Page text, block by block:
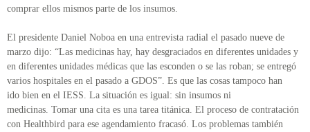
comprar ellos mismos parte de los insumos.
El presidente Daniel Noboa en una entrevista radial el pasado nueve de
marzo dijo: “Las medicinas hay, hay desgraciados en diferentes unidades y
en diferentes unidades médicas que las esconden o se las roban; se entregó
varios hospitales en el pasado a GDOS”. Es que las cosas tampoco han
ido bien en el IESS. La situación es igual: sin insumos ni
medicinas. Tomar una cita es una tarea titánica. El proceso de contratación
con Healthbird para ese agendamiento fracasó. Los problemas también